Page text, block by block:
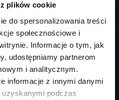
plików cookie
do spersonalizowania treści
społecznościowe i
Informacje o tym, jak
udostępniamy partnerom
i analitycznym.
informacje z innymi danymi
podczas